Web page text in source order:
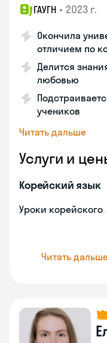
ГАУГН • 2023 г.
Окончила
отличием по
Делится
любовью
учеников
Читать дальше
Услуги и
Корейский язык
Уроки корейского
Читать